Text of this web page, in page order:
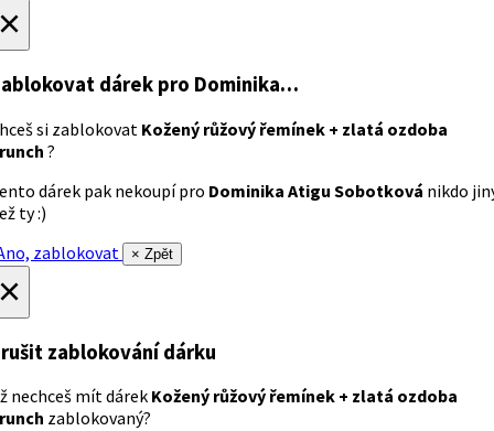
dárek pro Dominika…
si zablokovat Kožený růžový řemínek + zlatá ozdoba
?
dárek pak nekoupí pro Dominika Atigu Sobotková nikdo
ty :)
zablokovat
× Zpět
zablokování dárku
nechceš mít dárek Kožený růžový řemínek + zlatá ozdoba
zablokovaný?